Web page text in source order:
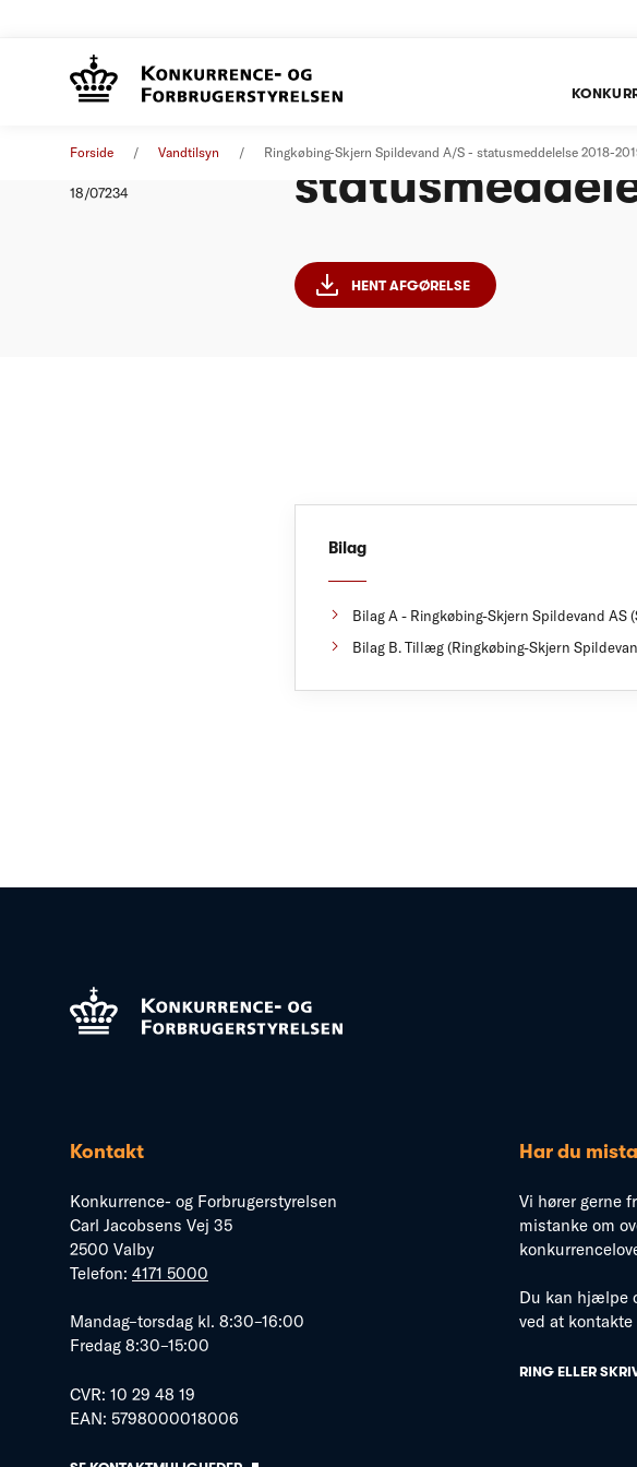
Forside Vandtilsyn Ringkøbing-Skjern Spildevand A/S - statusmeddelelse 2018-
18/07234
HENT AFGØRELSE
Bilag
Bilag A - Ringkøbing-Skjern Spildevand AS
Bilag B. Tillæg (Ringkøbing-Skjern
Kontakt
Konkurrence- og Forbrugerstyrelsen
Carl Jacobsens Vej 35
2500 Valby
Telefon: 4171 5000
Mandag–torsdag kl. 8:30–16:00
Fredag 8:30–15:00
CVR: 10 29 48 19
EAN: 5798000018006
Har du
Vi hører gerne
mistanke om
Du kan hjælpe
ved at kontakte
RING ELLER